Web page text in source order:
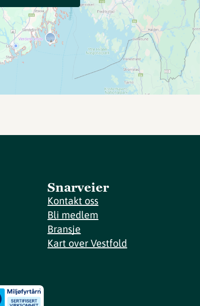
Snarveier
Kontakt oss
Bli medlem
Bransje
Kart over Vestfold